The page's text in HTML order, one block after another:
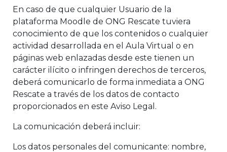
En caso de que cualquier Usuario de la
plataforma Moodle de ONG Rescate tuviera
conocimiento de que los contenidos o cualquier
actividad desarrollada en el Aula Virtual o en
páginas web enlazadas desde este tienen un
carácter ilícito o infringen derechos de terceros,
deberá comunicarlo de forma inmediata a ONG
Rescate a través de los datos de contacto
proporcionados en este Aviso Legal.
La comunicación deberá incluir:
Los datos personales del comunicante: nombre,